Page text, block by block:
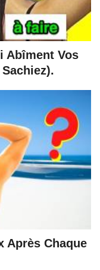
Abîment Vos
Après Chaque